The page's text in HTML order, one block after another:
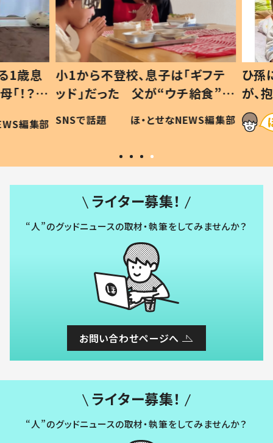
歳息
？」
編集部
小1から不登校、息子は「ギフテ
ッド」だった 父が“ウチ給食”を
作り続ける理由とは #令和の親
#令和の子
SNSで話題 ほ・とせなNEWS編集部
ひ孫
が、抱
「涙が
い」
ライター募集！
“人”のグッドニュースの取材・執筆をしてみませんか？
お問い合わせページへ
ライター募集！
“人”のグッドニュースの取材・執筆をしてみませんか？